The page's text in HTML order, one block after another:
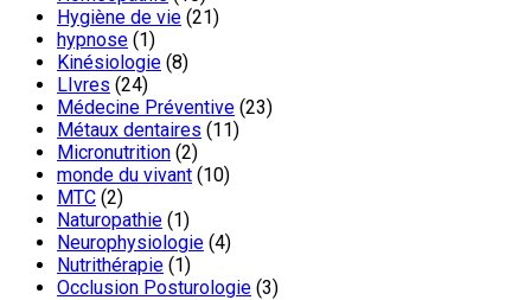
Hygiène de vie (21)
hypnose (1)
Kinésiologie (8)
LIvres (24)
Médecine Préventive (23)
Métaux dentaires (11)
Micronutrition (2)
monde du vivant (10)
MTC (2)
Naturopathie (1)
Neurophysiologie (4)
Nutrithérapie (1)
Occlusion Posturologie (3)